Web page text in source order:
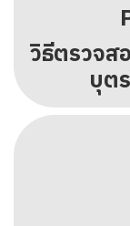
วิธีตรวจ
บุต